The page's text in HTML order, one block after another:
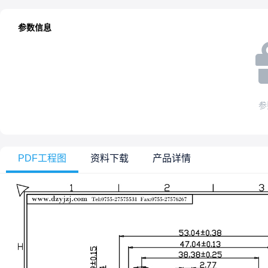
参数信息
PDF工程图 资料下载 产品详情